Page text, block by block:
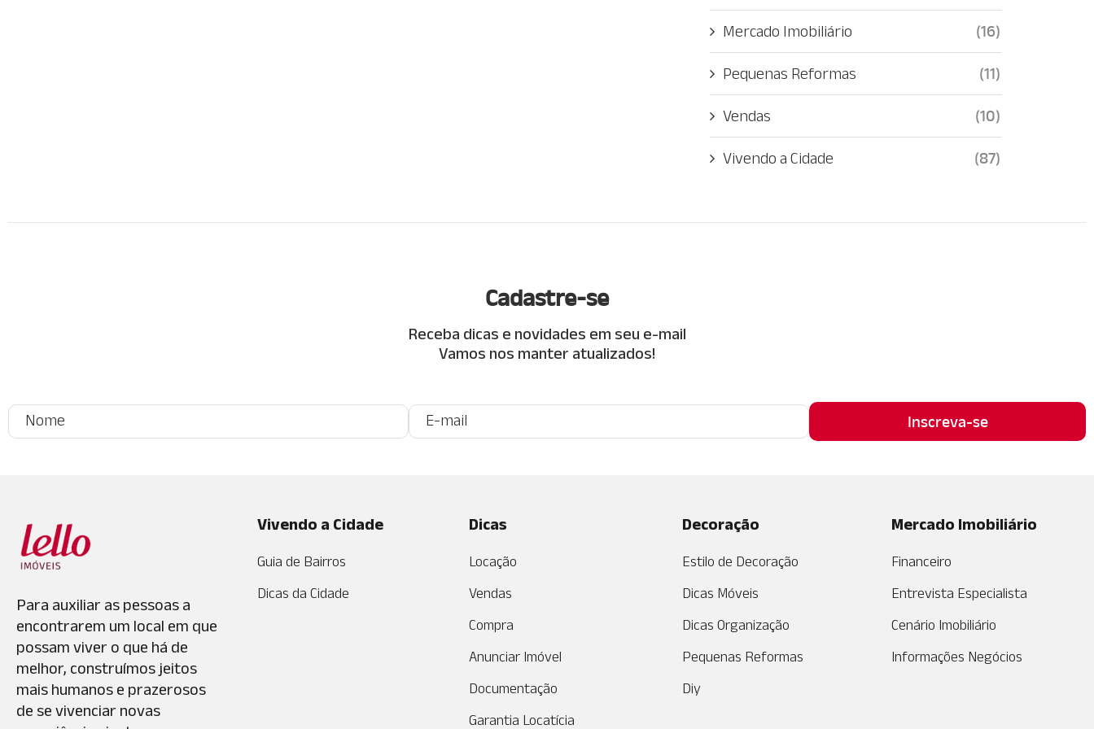
Mercado Imobiliário (16)
Pequenas Reformas (11)
Vendas (10)
Vivendo a Cidade (87)
Cadastre-se
Receba dicas e novidades em seu e-mail
Vamos nos manter atualizados!
Para auxiliar as pessoas a
encontrarem um local em que
possam viver o que há de
melhor, construímos jeitos
mais humanos e prazerosos
de se vivenciar novas
Vivendo a Cidade
Guia de Bairros
Dicas da Cidade
Dicas
Locação
Vendas
Compra
Anunciar Imóvel
Documentação
Garantia Locatícia
Decoração
Estilo de Decoração
Dicas Móveis
Dicas Organização
Pequenas Reformas
Diy
Mercado Imobiliário
Financeiro
Entrevista Especialista
Cenário Imobiliário
Informações Negócios